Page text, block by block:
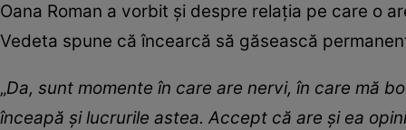
Oana Roman a vorbit și despre relația pe care o
Vedeta spune că încearcă să găsească
„Da, sunt momente în care are nervi, în care mă
înceapă și lucrurile astea. Accept că are și ea